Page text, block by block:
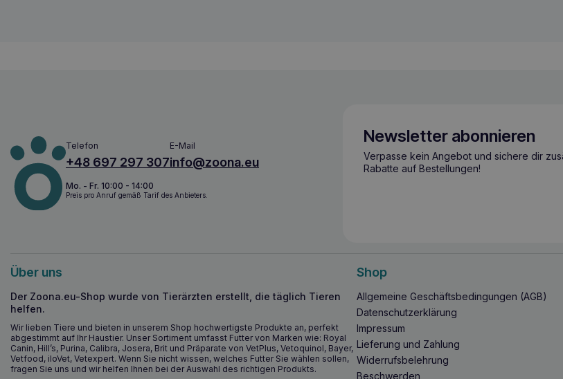
Telefon
+48 697 297 307
E-Mail
info@zoona.eu
Mo. - Fr. 10:00 - 14:00
Preis pro Anruf gemäß Tarif des Anbieters.
Newsletter abonnieren
Verpasse kein Angebot und sichere dir
Rabatte auf Bestellungen!
Über uns
Der Zoona.eu-Shop wurde von Tierärzten erstellt, die täglich Tieren
helfen.
Wir lieben Tiere und bieten in unserem Shop hochwertigste Produkte an, perfekt
abgestimmt auf Ihr Haustier. Unser Sortiment umfasst Futter von Marken wie: Royal
Canin, Hill’s, Purina, Calibra, Josera, Brit und Präparate von VetPlus, Vetoquinol, Bayer,
Vetfood, iloVet, Vetexpert. Wenn Sie nicht wissen, welches Futter Sie wählen sollen,
fragen Sie uns und wir helfen Ihnen bei der Auswahl des richtigen Produkts.
Shop
Allgemeine Geschäftsbedingungen (AGB)
Datenschutzerklärung
Impressum
Lieferung und Zahlung
Widerrufsbelehrung
Beschwerden